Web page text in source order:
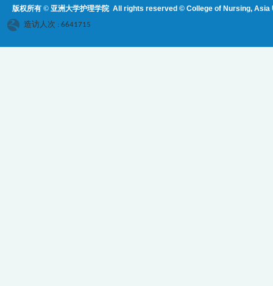
版权所有 © 亚洲大学护理学院All rights reserved © College of Nursing, Asia
造访人次 : 6641715